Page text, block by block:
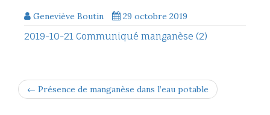
Geneviève Boutin 29 octobre 2019
2019-10-21 Communiqué manganèse (2)
← Présence de manganèse dans l’eau potable